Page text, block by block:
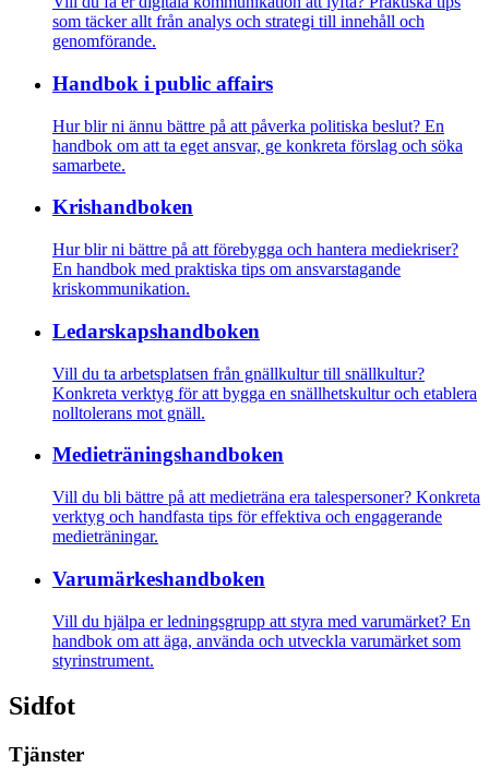
som täcker allt från analys och strategi till innehåll och
genomförande.
Handbok i public affairs
Hur blir ni ännu bättre på att påverka politiska beslut? En
handbok om att ta eget ansvar, ge konkreta förslag och söka
samarbete.
Krishandboken
Hur blir ni bättre på att förebygga och hantera mediekriser?
En handbok med praktiska tips om ansvarstagande
kriskommunikation.
Ledarskaps­­handboken
Vill du ta arbetsplatsen från gnällkultur till snällkultur?
Konkreta verktyg för att bygga en snällhetskultur och etablera
nolltolerans mot gnäll.
Medietränings­­­handboken
Vill du bli bättre på att medieträna era talespersoner? Konkreta
verktyg och handfasta tips för effektiva och engagerande
medieträningar.
Varumärkes­handboken
Vill du hjälpa er ledningsgrupp att styra med varumärket? En
handbok om att äga, använda och utveckla varumärket som
styrinstrument.
Sidfot
Tjänster